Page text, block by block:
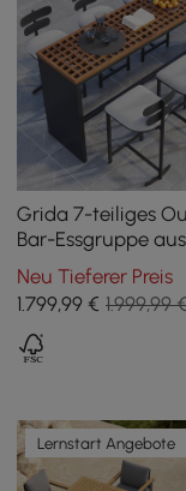
Grida 7-teiliges
Bar-Essgruppe aus
Teakholz &
6 Barhockern
Neu Tieferer Preis
1.799,99 € 1.999,99
Lernstart Angebote